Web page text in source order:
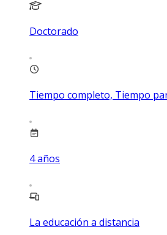
Doctorado
Tiempo completo, Tiempo
4años
La educación a distancia